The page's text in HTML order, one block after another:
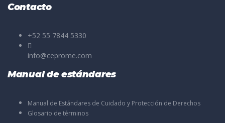
Contacto
+52 55 7844 5330
info@ceprome.com
Manual de estándares
Manual de Estándares de Cuidado y Protección de Derechos
Glosario de términos